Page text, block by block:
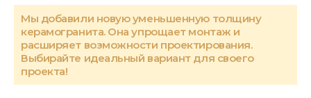
Мы добавили новую уменьшенную толщину
керамогранита. Она упрощает монтаж и
расширяет возможности проектирования.
Выбирайте идеальный вариант для своего
проекта!